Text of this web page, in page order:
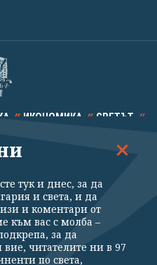
ИКОНОМИКА СВЕТЪТ
КАЛЕЙДОСКОП
за поверителност
тук и днес, за да
и света, и да
и коментари от
към вас с молба –
за да
читателите ни в 97
по света,